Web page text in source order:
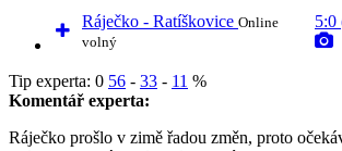
Ráječko - Ratíškovice Online
volný
5:0
Tip experta: 0 56 - 33 - 11 %
Komentář experta:
Ráječko prošlo v zimě řadou změn, proto